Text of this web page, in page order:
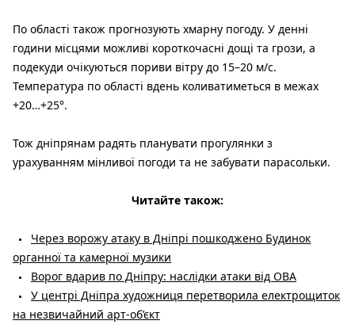
По області також прогнозують хмарну погоду. У денні
години місцями можливі короткочасні дощі та грози, а
подекуди очікуються пориви вітру до 15–20 м/с.
Температура по області вдень коливатиметься в межах
+20…+25°.
Тож дніпрянам радять планувати прогулянки з
урахуванням мінливої погоди та не забувати парасольки.
Читайте також:
Через ворожу атаку в Дніпрі пошкоджено Будинок
органної та камерної музики
Ворог вдарив по Дніпру: наслідки атаки від ОВА
У центрі Дніпра художниця перетворила електрощиток
на незвичайний арт-об’єкт